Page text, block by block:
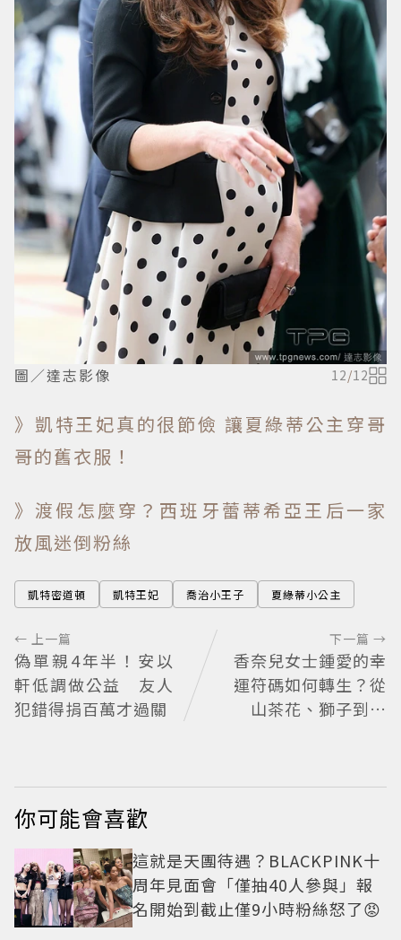
圖／達志影像 12/12
》凱特王妃真的很節儉 讓夏綠蒂公主穿哥
哥的舊衣服！
》渡假怎麼穿？西班牙蕾蒂希亞王后一家
放風迷倒粉絲
凱特密道頓 凱特王妃 喬治小王子 夏綠蒂小公主
← 上一篇
偽單親4年半！安以
軒低調做公益 友人
犯錯得捐百萬才過關
下一篇 →
香奈兒女士鍾愛的幸
運符碼如何轉生？從
山茶花、獅子到星
mboles》的信仰美
你可能會喜歡
這就是天團待遇？BLACKPINK十
周年見面會「僅抽40人參與」報
名開始到截止僅9小時粉絲怒了😡